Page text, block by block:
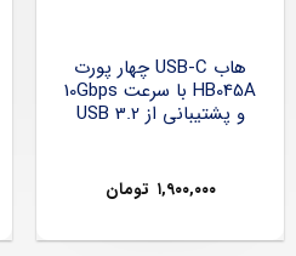
هاب USB-C چهار پورت
HB045A با سرعت 10Gbps
و پشتیبانی از USB 3.2
۱,۹۰۰,۰۰۰ تومان